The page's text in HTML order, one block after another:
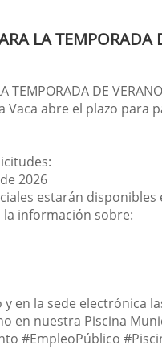
LA TEMPORADA
TEMPORADA DE
Vaca abre el plazo
2026
estarán
información sobre:
en la sede electrónica
en nuestra Piscina
#EmpleoPúblico